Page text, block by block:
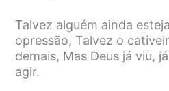
Talvez alguém ainda
opressão, Talvez o
demais, Mas Deus já viu,
agir.